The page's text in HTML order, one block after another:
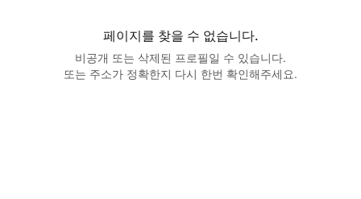
페이지를 찾을 수 없습니다.
비공개 또는 삭제된 프로필일 수 있습니다.
또는 주소가 정확한지 다시 한번 확인해주세요.